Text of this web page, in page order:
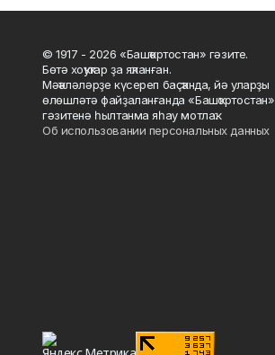
© 1917 - 2026 «Башҡортостан» гәзите.
Бөтә хоҡуҡтар ҙа яҡланған.
Мәҡәләләрҙе күсереп баҫҡанда, йә уларҙы
өлөшләтә файҙаланғанда «Башҡортостан»
гәзитенә һылтанма яһау мотлаҡ.
Об использовании персональных данных